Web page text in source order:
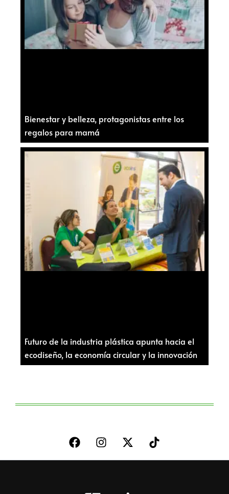
Bienestar y belleza, protagonistas entre los
regalos para mamá
Futuro de la industria plástica apunta hacia el
ecodiseño, la economía circular y la innovación